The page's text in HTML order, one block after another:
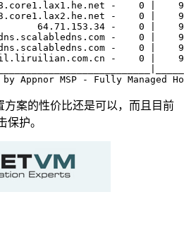
-    0 |
-    0 |
64.71.153.34 -    0 |    9
-    0 |
-    0 |
-    0 |    9
Appnor MSP - Fully Managed
方案的性价比还是可以，而且目前
保护。